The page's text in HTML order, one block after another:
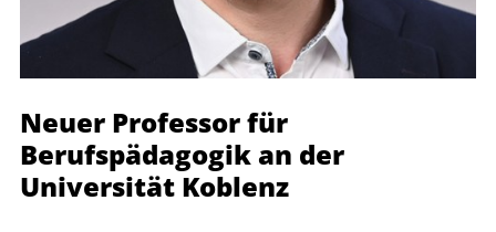
Neuer Professor für
Berufspädagogik an der
Universität Koblenz